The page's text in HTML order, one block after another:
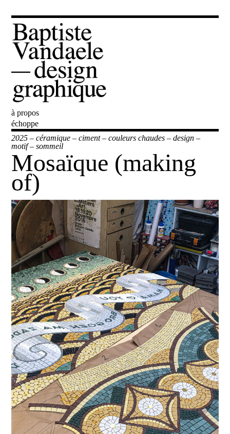
Baptiste Vandaele
à propos
échoppe
2025 –céramique –ciment–couleurs chaudes –design –
motif–sommeil
Mosaïque (making
of)